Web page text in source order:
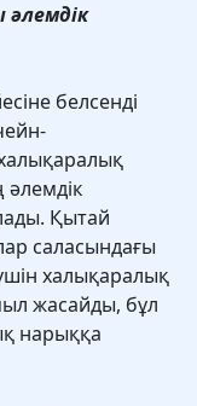
белсенді
әлемдік
Қытай
саласындағы
халықаралық
жасайды, бұл
нарыққа